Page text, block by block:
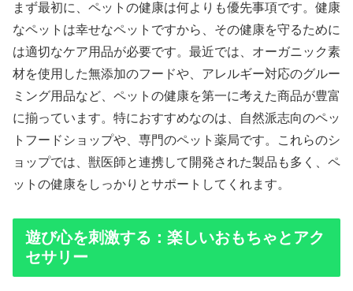
まず最初に、ペットの健康は何よりも優先事項です。健康
なペットは幸せなペットですから、その健康を守るために
は適切なケア用品が必要です。最近では、オーガニック素
材を使用した無添加のフードや、アレルギー対応のグルー
ミング用品など、ペットの健康を第一に考えた商品が豊富
に揃っています。特におすすめなのは、自然派志向のペッ
トフードショップや、専門のペット薬局です。これらのシ
ョップでは、獣医師と連携して開発された製品も多く、ペ
ットの健康をしっかりとサポートしてくれます。
遊び心を刺激する：楽しいおもちゃとアク
セサリー